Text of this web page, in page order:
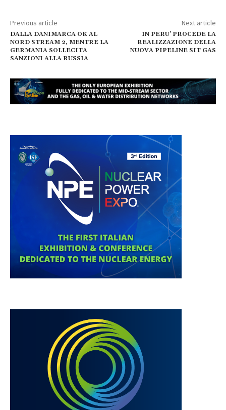
Previous article
DALLA DANIMARCA OK AL
NORD STREAM 2, MENTRE LA
GERMANIA SOLLECITA
SANZIONI ALLA RUSSIA
Next article
IN PERU’ PROCEDE LA
REALIZZAZIONE DELLA
NUOVA PIPELINE SIT GAS